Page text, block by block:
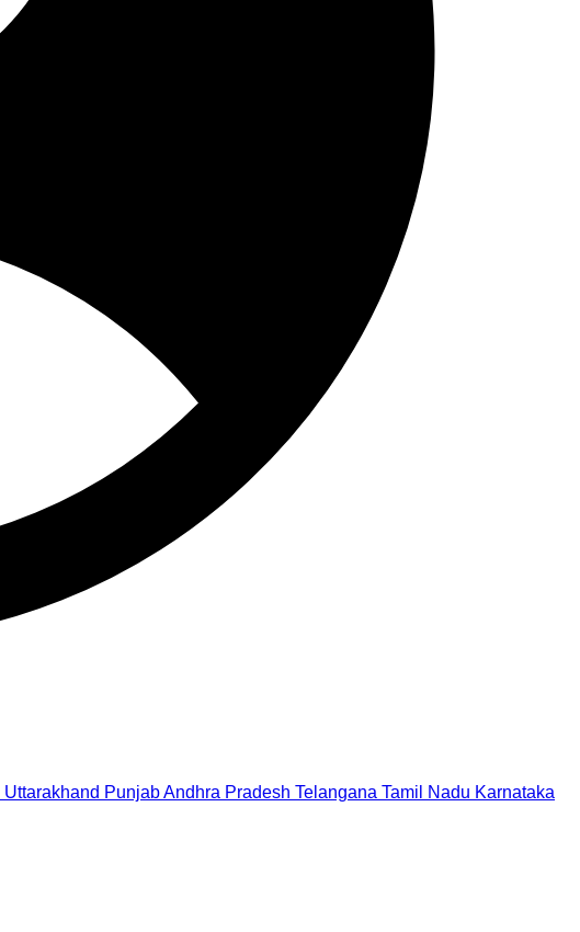
Uttarakhand PunjabAndhra Pradesh Telangana Tamil Nadu Karnataka